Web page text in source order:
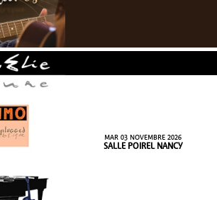
MAR 03 NOVEMBRE 2026
SALLE POIREL NANCY